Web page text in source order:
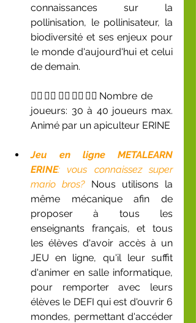
connaissances sur la
pollinisation, le pollinisateur, la
biodiversité et ses enjeux pour
le monde d'aujourd'hui et celui
de demain.
🙋‍♀️🙋‍♂️🙋‍♂️🙋‍♀️🙋‍♀️ Nombre de
joueurs: 30 à 40 joueurs max.
Animé par un apiculteur ERINE
Jeu en ligne METALEARN
ERINE: vous connaissez super
mario bros? Nous utilisons la
même mécanique afin de
proposer à tous les
enseignants français, et tous
les élèves d'avoir accès à un
JEU en ligne, qu'il leur suffit
d'animer en salle informatique,
pour remporter avec leurs
élèves le DEFI qui est d'ouvrir 6
mondes, permettant d'accéder